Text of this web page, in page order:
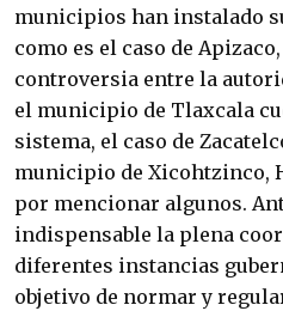
municipios han instalado
como es el caso de
controversia entre la
el municipio de Tlaxcala
sistema, el caso de
municipio de Xicohtzinco,
por mencionar algunos.
indispensable la plena
diferentes instancias
objetivo de normar y